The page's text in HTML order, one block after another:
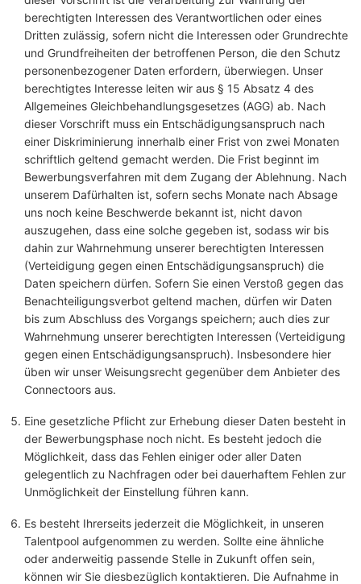
berechtigten Interessen des Verantwortlichen oder eines
Dritten zulässig, sofern nicht die Interessen oder Grundrechte
und Grundfreiheiten der betroffenen Person, die den Schutz
personenbezogener Daten erfordern, überwiegen. Unser
berechtigtes Interesse leiten wir aus § 15 Absatz 4 des
Allgemeines Gleichbehandlungsgesetzes (AGG) ab. Nach
dieser Vorschrift muss ein Entschädigungsanspruch nach
einer Diskriminierung innerhalb einer Frist von zwei Monaten
schriftlich geltend gemacht werden. Die Frist beginnt im
Bewerbungsverfahren mit dem Zugang der Ablehnung. Nach
unserem Dafürhalten ist, sofern sechs Monate nach Absage
uns noch keine Beschwerde bekannt ist, nicht davon
auszugehen, dass eine solche gegeben ist, sodass wir bis
dahin zur Wahrnehmung unserer berechtigten Interessen
(Verteidigung gegen einen Entschädigungsanspruch) die
Daten speichern dürfen. Sofern Sie einen Verstoß gegen das
Benachteiligungsverbot geltend machen, dürfen wir Daten
bis zum Abschluss des Vorgangs speichern; auch dies zur
Wahrnehmung unserer berechtigten Interessen (Verteidigung
gegen einen Entschädigungsanspruch). Insbesondere hier
üben wir unser Weisungsrecht gegenüber dem Anbieter des
Connectoors aus.
Eine gesetzliche Pflicht zur Erhebung dieser Daten besteht in
der Bewerbungsphase noch nicht. Es besteht jedoch die
Möglichkeit, dass das Fehlen einiger oder aller Daten
gelegentlich zu Nachfragen oder bei dauerhaftem Fehlen zur
Unmöglichkeit der Einstellung führen kann.
Es besteht Ihrerseits jederzeit die Möglichkeit, in unseren
Talentpool aufgenommen zu werden. Sollte eine ähnliche
oder anderweitig passende Stelle in Zukunft offen sein,
können wir Sie diesbezüglich kontaktieren. Die Aufnahme in